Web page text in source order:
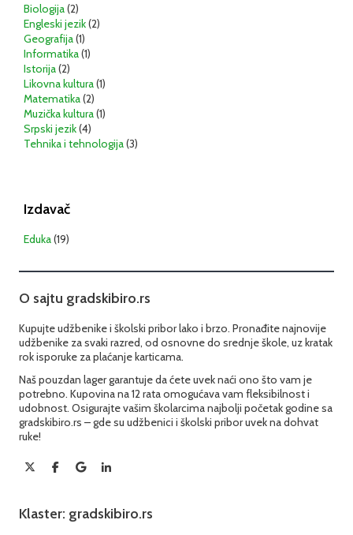
Biologija(2)
Engleski jezik(2)
Geografija(1)
Informatika(1)
Istorija(2)
Likovna kultura(1)
Matematika(2)
Muzička kultura(1)
Srpski jezik(4)
Tehnika i tehnologija(3)
Izdavač
Eduka(19)
O sajtu gradskibiro.rs
Kupujte udžbenike i školski pribor lako i brzo. Pronađite najnovije
udžbenike za svaki razred, od osnovne do srednje škole, uz kratak
rok isporuke za plaćanje karticama.
Naš pouzdan lager garantuje da ćete uvek naći ono što vam je
potrebno. Kupovina na 12 rata omogućava vam fleksibilnost i
udobnost. Osigurajte vašim školarcima najbolji početak godine sa
gradskibiro.rs – gde su udžbenici i školski pribor uvek na dohvat
ruke!
Klaster: gradskibiro.rs